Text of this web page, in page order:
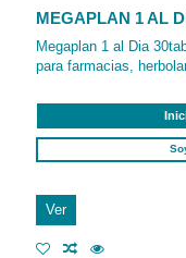
MEGAPLAN 1 AL
Megaplan 1 al Dia
para farmacias,
Ver